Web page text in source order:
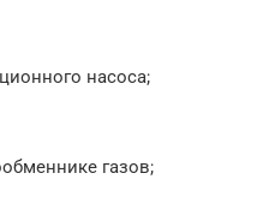
насоса;
газов;